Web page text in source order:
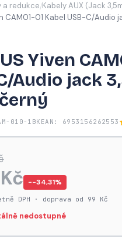
a redukce/Kabely AUX (Jack
CAM01-01 Kabel USB-C/Audio
Yiven
Audio jack
010-1BK EAN: 6953156262553
−-34,31%
DPH · doprava od 99 Kč
nedostupné